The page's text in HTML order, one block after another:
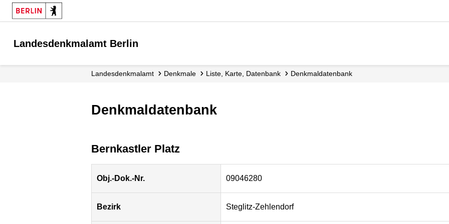
Landesdenkmalamt Berlin
Landesdenkmalamt Denkmale Liste, Karte, Datenbank Denkmal­datenbank
Denkmaldatenbank
Bernkastler Platz
Obj.-Dok.-Nr. 09046280
Bezirk Steglitz-Zehlendorf